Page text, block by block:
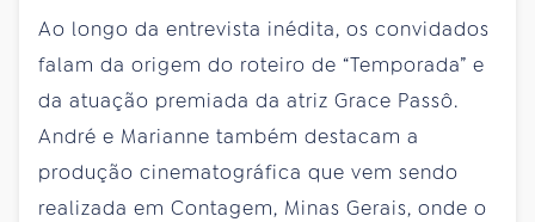
Ao longo da entrevista inédita, os convidados
falam da origem do roteiro de “Temporada” e
da atuação premiada da atriz Grace Passô.
André e Marianne também destacam a
produção cinematográfica que vem sendo
realizada em Contagem, Minas Gerais, onde o